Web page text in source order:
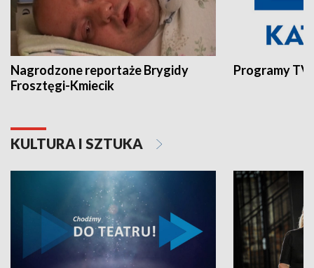
Nagrodzone reportaże Brygidy
Frosztęgi-Kmiecik
Programy
KULTURA I SZTUKA